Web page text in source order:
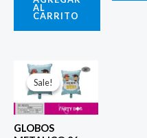
AL
CARRITO
Sale!
Sale!
GLOBOS
El
precio
original
era:
$ 6.500.
El
es: